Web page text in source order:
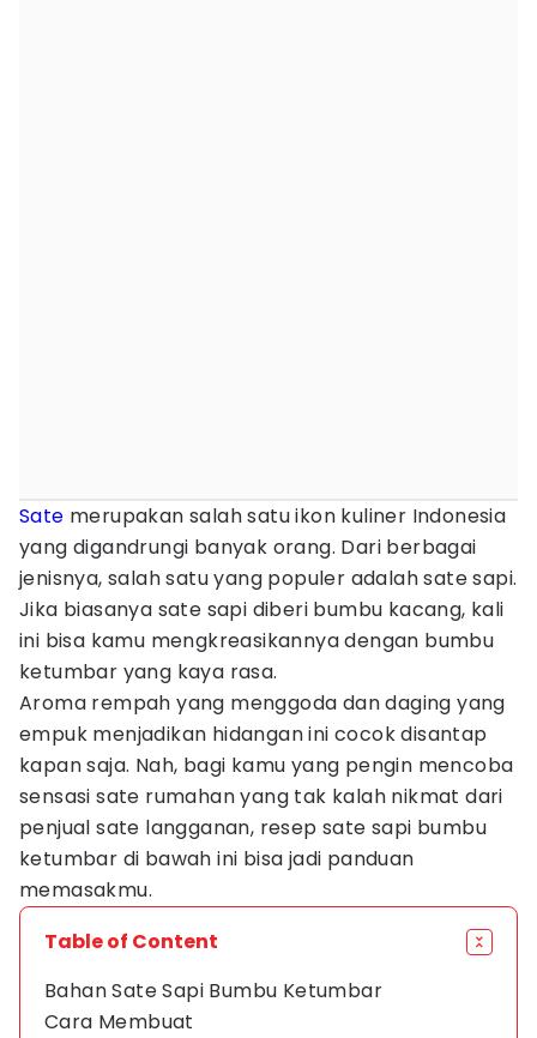
Sate merupakan salah satu ikon kuliner Indonesia
yang digandrungi banyak orang. Dari berbagai
jenisnya, salah satu yang populer adalah sate sapi.
Jika biasanya sate sapi diberi bumbu kacang, kali
ini bisa kamu mengkreasikannya dengan bumbu
ketumbar yang kaya rasa.
Aroma rempah yang menggoda dan daging yang
empuk menjadikan hidangan ini cocok disantap
kapan saja. Nah, bagi kamu yang pengin mencoba
sensasi sate rumahan yang tak kalah nikmat dari
penjual sate langganan, resep sate sapi bumbu
ketumbar di bawah ini bisa jadi panduan
memasakmu.
Table of Content
Bahan Sate Sapi Bumbu Ketumbar
Cara Membuat